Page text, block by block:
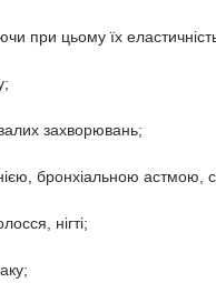
при цьому їх
захворювань;
бронхіальною астмою,
нігті;